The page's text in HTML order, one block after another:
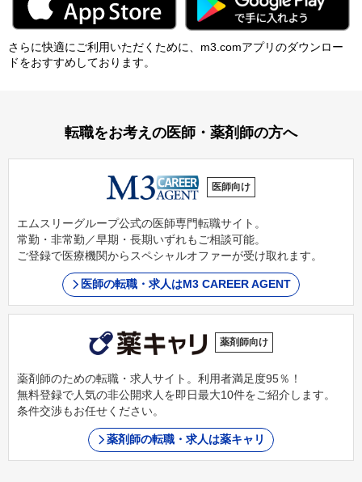
さらに快適にご利⽤いただくために、m3.comアプリのダウンロー
ドをおすすめしております。
転職をお考えの医師・薬剤師の方へ
医師向け
エムスリーグループ公式の医師専門転職サイト。
常勤・非常勤／早期・長期いずれもご相談可能。
ご登録で医療機関からスペシャルオファーが受け取れます。
医師の転職・求人はM3 CAREER AGENT
薬剤師向け
薬剤師のための転職・求人サイト。利用者満足度95％！
無料登録で人気の非公開求人を即日最大10件をご紹介します。
条件交渉もお任せください。
薬剤師の転職・求人は薬キャリ